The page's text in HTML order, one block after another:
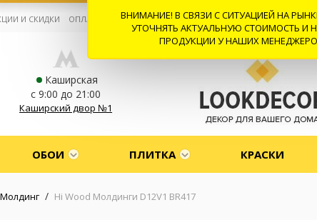
И СКИДКИ ОПЛАТА И ДОСТАВКА СОТРУДНИЧЕСТВО КОНТАКТЫ
Каширская
с 9:00 до 21:00
Каширский двор №1
ОБОИ ПЛИТКА КРАСКИ
Молдинг / Hi Wood Молдинги D12V1 BR417
ВНИМАНИЕ! В СВЯЗИ С СИТУАЦИЕЙ НА
УТОЧНЯТЬ АКТУАЛЬНУЮ СТОИМОСТЬ И
ПРОДУКЦИИ У НАШИХ